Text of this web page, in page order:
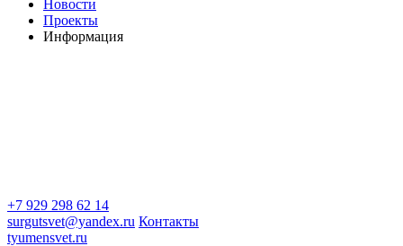
Новости
Проекты
Информация
+7 929 298 62 14
surgutsvet@yandex.ru Контакты
tyumensvet.ru